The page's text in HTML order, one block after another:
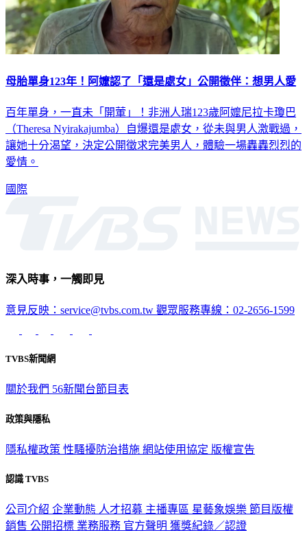
母胎單身123年！阿嬤認了「還是處女」公開徵伴：想男人愛
百年單身，一直未「開葷」！非洲人瑞123歲阿嬤尼拉卡瓊巴
（Theresa Nyirakajumba）自爆還是處女，從未與男人激戰過，
讓她十分渴望，決定公開徵求完美男人，體驗一場轟轟烈烈的
愛情。
國際
深入時事，一觸即見
意見反映：service@tvbs.com.tw 觀眾服務專線：02-2656-1599
TVBS新聞網
關於我們 56新聞台節目表
政策與隱私
隱私權政策 性騷擾防治措施 網站使用協定 版權宣告
認識 TVBS
公司介紹 企業動態 人才招募 主播專區 星藝象娛樂 節目版權
銷售 公開招標 業務服務 官方聲明 獲獎紀錄／認證